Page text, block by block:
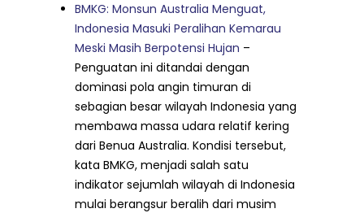
BMKG: Monsun Australia Menguat,
Indonesia Masuki Peralihan Kemarau
Meski Masih Berpotensi Hujan –
Penguatan ini ditandai dengan
dominasi pola angin timuran di
sebagian besar wilayah Indonesia yang
membawa massa udara relatif kering
dari Benua Australia. Kondisi tersebut,
kata BMKG, menjadi salah satu
indikator sejumlah wilayah di Indonesia
mulai berangsur beralih dari musim